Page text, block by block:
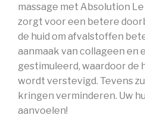
massage met Absolution Le
zorgt voor een betere
de huid om afvalstoffen
aanmaak van collageen en
gestimuleerd, waardoor de
wordt verstevigd. Tevens
kringen verminderen. Uw
aanvoelen!